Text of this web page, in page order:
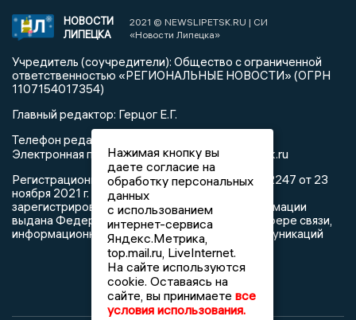
НОВОСТИ
ЛИПЕЦКА
2021 © NEWSLIPETSK.RU | СИ
«Новости Липецка»
Учредитель (соучредители): Общество с ограниченной
ответственностью «РЕГИОНАЛЬНЫЕ НОВОСТИ» (ОГРН
1107154017354)
Главный редактор: Герцог Е.Г.
Телефон редакции: +7 903 699 9427
Электронная почта редакции:info@newslipetsk.ru
Регистрационный номер: серия Эл № ФС77-82247 от 23
ноября 2021 г. согласно выписке из реестра
зарегистрированных средств массовой информации
выдана Федеральной службой по надзору в сфере связи,
информационных технологий и массовых коммуникаций
Нажимая кнопку вы
даете согласие на
обработку персональных
данных
с использованием
интернет-сервиса
Яндекс.Метрика,
top.mail.ru, LiveInternet.
На сайте используются
cookie. Оставаясь на
сайте, вы принимаете все
условия использования.